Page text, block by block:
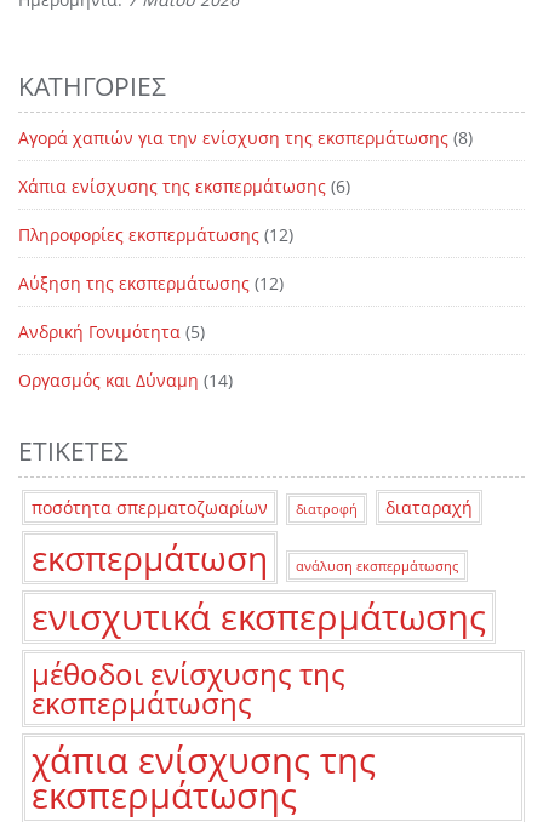
ΚΑΤΗΓΟΡΊΕΣ
Αγορά χαπιών για την ενίσχυση της εκσπερμάτωσης (8)
Χάπια ενίσχυσης της εκσπερμάτωσης (6)
Πληροφορίες εκσπερμάτωσης (12)
Αύξηση της εκσπερμάτωσης (12)
Ανδρική Γονιμότητα (5)
Οργασμός και Δύναμη (14)
ΕΤΙΚΈΤΕΣ
ποσότητα σπερματοζωαρίων διατροφή διαταραχή
εκσπερμάτωση ανάλυση εκσπερμάτωσης
ενισχυτικά εκσπερμάτωσης
μέθοδοι ενίσχυσης της
εκσπερμάτωσης
χάπια ενίσχυσης της
εκσπερμάτωσης